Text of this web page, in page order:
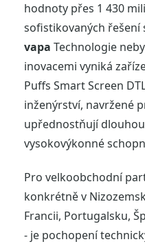
hodnoty přes 1 430
sofistikovaných řešení
vapa Technologie
inovacemi vyniká
Puffs Smart Screen
inženýrství, navržené
upřednostňují
vysokovýkonné
Pro velkoobchodní
konkrétně v
Francii, Portugalsku,
- je pochopení